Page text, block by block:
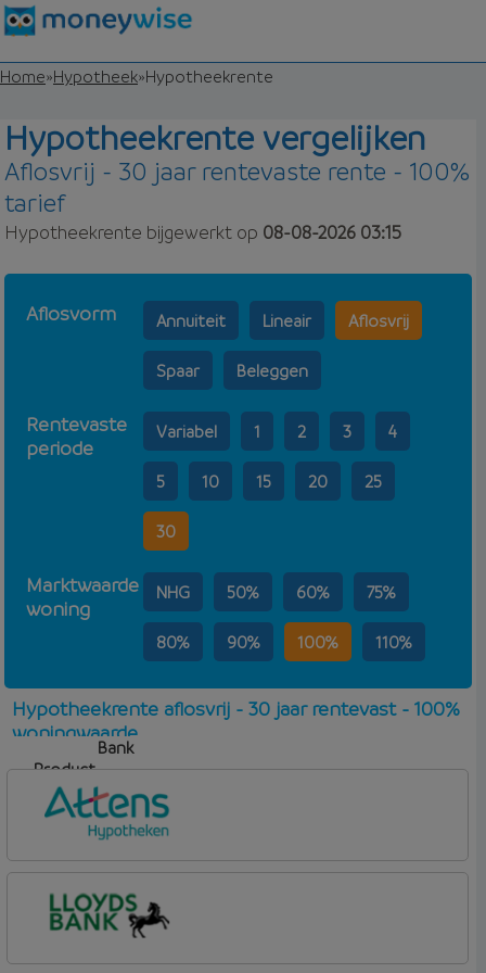
Home»Hypotheek»Hypotheekrente
Hypotheekrente vergelijken
Aflosvrij - 30 jaar rentevaste rente - 100%
tarief
Hypotheekrente bijgewerkt op 08-08-2026 03:15
Aflosvorm Annuiteit Lineair Aflosvrij
Spaar Beleggen
Rentevaste
periode
Variabel 1 2 3 4
5 10 15 20 25
30
Marktwaarde
woning
NHG 50% 60% 75%
80% 90% 100% 110%
Hypotheekrente aflosvrij - 30 jaar rentevast - 100%
woningwaarde
Bank
Product
Aflosvorm
Attens Hypotheken